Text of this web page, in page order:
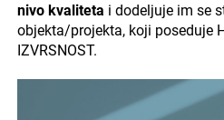
nivo kvaliteta i dodeljuje im se
objekta/projekta, koji poseduje
IZVRSNOST.